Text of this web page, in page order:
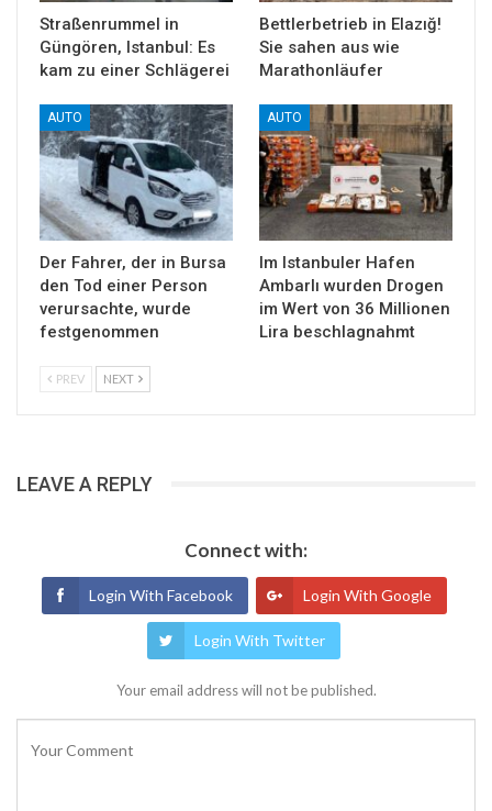
Straßenrummel in
Güngören, Istanbul: Es
kam zu einer Schlägerei
Bettlerbetrieb in Elazığ!
Sie sahen aus wie
Marathonläufer
AUTO
Der Fahrer, der in Bursa
den Tod einer Person
verursachte, wurde
festgenommen
AUTO
Im Istanbuler Hafen
Ambarlı wurden Drogen
im Wert von 36 Millionen
Lira beschlagnahmt
PREV NEXT
LEAVE A REPLY
Connect with:
Login With Facebook Login With Google
Login With Twitter
Your email address will not be published.